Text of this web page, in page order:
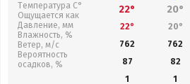
Температура С°
Ощущается как
Давление, мм
Влажность, %
Ветер, м/с
Вероятность
осадков, %
22° 20°
22° 20°
762
762
87
82
1
1